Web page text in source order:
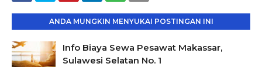
ANDA MUNGKIN MENYUKAI POSTINGAN INI
Info Biaya Sewa Pesawat Makassar,
Sulawesi Selatan No. 1